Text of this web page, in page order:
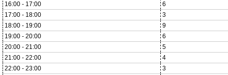
16:00 - 17:00
6
17:00 - 18:00
3
18:00 - 19:00
9
19:00 - 20:00
6
20:00 - 21:00
5
21:00 - 22:00
4
22:00 - 23:00
3